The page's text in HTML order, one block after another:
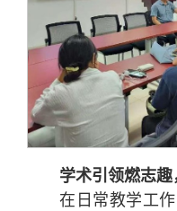
学术引领燃志
在日常教学工